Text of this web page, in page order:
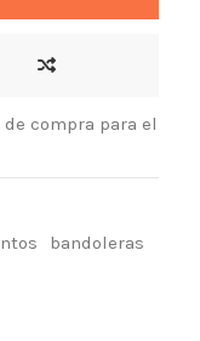
compra para el
bandoleras